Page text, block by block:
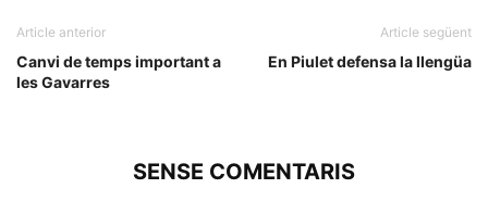
Article anterior
Canvi de temps important a
les Gavarres
Article següent
En Piulet defensa la llengüa
SENSE COMENTARIS